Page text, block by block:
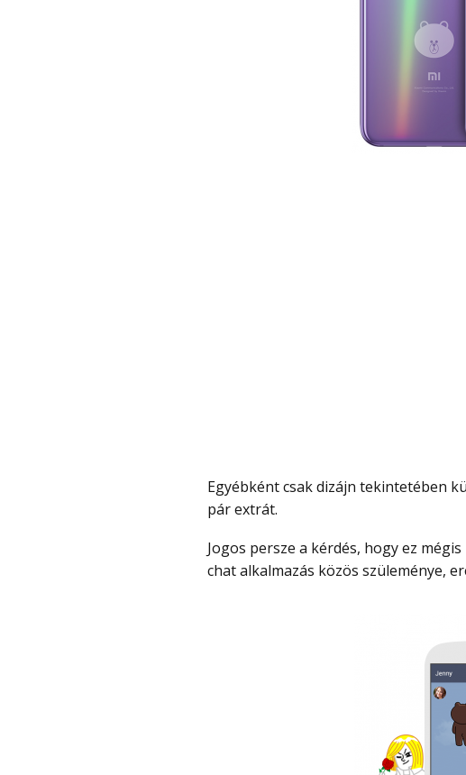
Egyébként csak dizájn tekintetében különbözik a Mi 9 SE-től és a szoftver is kapott
pár extrát.
Jogos persze a kérdés, hogy ez mégis micsoda, honnan jött? A Xiaomi és a LINE
chat alkalmazás közös szüleménye,